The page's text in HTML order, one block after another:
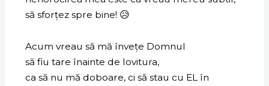
să sforțez spre bine! 😥
Acum vreau să mă învețe Domnul
să fiu tare înainte de lovitura,
ca să nu mă doboare, ci să stau cu EL în